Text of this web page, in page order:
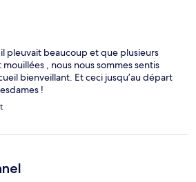
pleuvait beaucoup et que plusieurs
, nous nous sommes sentis
bienveillant. Et ceci jusqu’au départ
!